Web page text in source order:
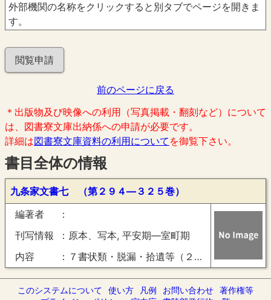
外部機関の名称をクリックすると別タブでページを開きま
す。
閲覧申請
前のページに戻る
＊出版物及び映像への利用（写真掲載・翻刻など）について
は、図書寮文庫出納係への申請が必要です。
詳細は図書寮文庫資料の利用について を御覧下さい。
書目全体の情報
九条家文書七 （第２９４―３２５巻）
編著者
刊写情報
原本、写本, 平安期―室町期
内容
７書状類・脱漏・拾遺等（２９４―３２５巻）
このシステムについて 使い方 凡例 お問い合わせ 著作権等